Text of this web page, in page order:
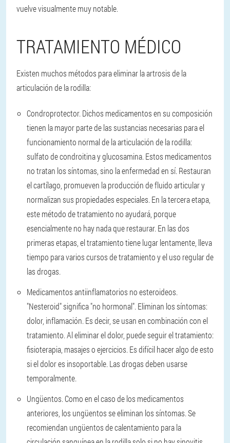
vuelve visualmente muy notable.
TRATAMIENTO MÉDICO
Existen muchos métodos para eliminar la artrosis de la
articulación de la rodilla:
Condroprotector. Dichos medicamentos en su composición
tienen la mayor parte de las sustancias necesarias para el
funcionamiento normal de la articulación de la rodilla:
sulfato de condroitina y glucosamina. Estos medicamentos
no tratan los síntomas, sino la enfermedad en sí. Restauran
el cartílago, promueven la producción de fluido articular y
normalizan sus propiedades especiales. En la tercera etapa,
este método de tratamiento no ayudará, porque
esencialmente no hay nada que restaurar. En las dos
primeras etapas, el tratamiento tiene lugar lentamente, lleva
tiempo para varios cursos de tratamiento y el uso regular de
las drogas.
Medicamentos antiinflamatorios no esteroideos.
"Nesteroid" significa "no hormonal". Eliminan los síntomas:
dolor, inflamación. Es decir, se usan en combinación con el
tratamiento. Al eliminar el dolor, puede seguir el tratamiento:
fisioterapia, masajes o ejercicios. Es difícil hacer algo de esto
si el dolor es insoportable. Las drogas deben usarse
temporalmente.
Ungüentos.Como en el caso de los medicamentos
anteriores, los ungüentos se eliminan los síntomas. Se
recomiendan ungüentos de calentamiento para la